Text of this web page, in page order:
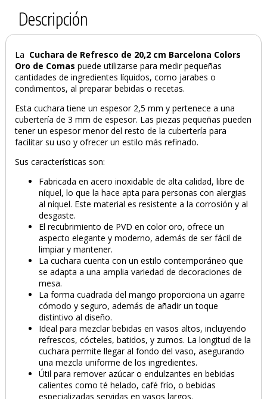
PRODUCTO AÑADIDO AL CARRITO
Descripción
La Cuchara de Refresco de 20,2 cm Barcelona Colors
Oro de Comas puede utilizarse para medir pequeñas
cantidades de ingredientes líquidos, como jarabes o
condimentos, al preparar bebidas o recetas.
Esta cuchara tiene un espesor 2,5 mm y pertenece a una
cubertería de 3 mm de espesor. Las piezas pequeñas pueden
tener un espesor menor del resto de la cubertería para
facilitar su uso y ofrecer un estilo más refinado.
Sus características son:
Fabricada en acero inoxidable de alta calidad, libre de
níquel, lo que la hace apta para personas con alergias
al níquel. Este material es resistente a la corrosión y al
desgaste.
El recubrimiento de PVD en color oro, ofrece un
aspecto elegante y moderno, además de ser fácil de
limpiar y mantener.
La cuchara cuenta con un estilo contemporáneo que
se adapta a una amplia variedad de decoraciones de
mesa.
La forma cuadrada del mango proporciona un agarre
cómodo y seguro, además de añadir un toque
distintivo al diseño.
Ideal para mezclar bebidas en vasos altos, incluyendo
refrescos, cócteles, batidos, y zumos. La longitud de la
cuchara permite llegar al fondo del vaso, asegurando
una mezcla uniforme de los ingredientes.
Útil para remover azúcar o endulzantes en bebidas
calientes como té helado, café frío, o bebidas
especializadas servidas en vasos largos.